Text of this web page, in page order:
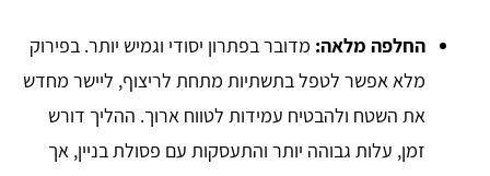
החלפה מלאה: מדובר בפתרון יסודי וגמיש יותר. בפירוק
מלא אפשר לטפל בתשתיות מתחת לריצוף, ליישר מחדש
את השטח ולהבטיח עמידות לטווח ארוך. ההליך דורש
זמן, עלות גבוהה יותר והתעסקות עם פסולת בניין, אך